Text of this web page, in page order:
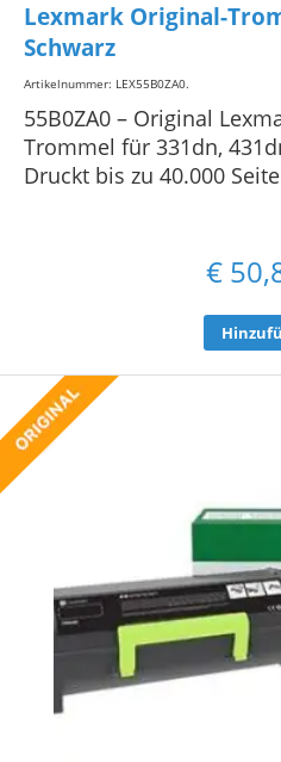
Lexmark Original-
Schwarz
Artikelnummer: LEX55B0ZA0.
55B0ZA0 – Original
Trommel für 331dn,
Druckt bis zu 40.000
€